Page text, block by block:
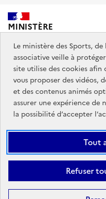
MINISTÈRE
DES SPORTS,
DE LA JEUNESSE
ET DE LA VIE
Découvrez également
Liens
institutionnels
info.gouv.fr
service-
légifrance.gouv.fr
Liens
légaux
Plan du site Mentions Légales
Le ministère des Sports, de
associative veille à
site utilise des cookies
vous proposer des vidéos,
et des contenus animés
assurer une expérience de
la possibilité d’accepter
Tout
Refuser